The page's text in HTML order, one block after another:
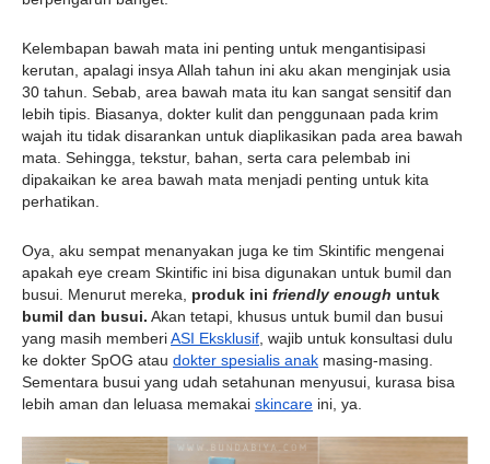
Kelembapan bawah mata ini penting untuk mengantisipasi
kerutan, apalagi insya Allah tahun ini aku akan menginjak usia
30 tahun. Sebab, area bawah mata itu kan sangat sensitif dan
lebih tipis. Biasanya, dokter kulit dan penggunaan pada krim
wajah itu tidak disarankan untuk diaplikasikan pada area bawah
mata. Sehingga, tekstur, bahan, serta cara pelembab ini
dipakaikan ke area bawah mata menjadi penting untuk kita
perhatikan.
Oya, aku sempat menanyakan juga ke tim Skintific mengenai
apakah eye cream Skintific ini bisa digunakan untuk bumil dan
busui. Menurut mereka, produk ini friendly enough untuk
bumil dan busui. Akan tetapi, khusus untuk bumil dan busui
yang masih memberi ASI Eksklusif, wajib untuk konsultasi dulu
ke dokter SpOG atau dokter spesialis anak masing-masing.
Sementara busui yang udah setahunan menyusui, kurasa bisa
lebih aman dan leluasa memakai skincare ini, ya.